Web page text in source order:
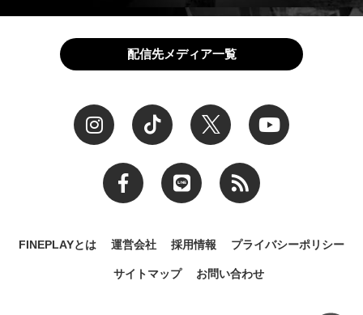
配信先メディア一覧
FINEPLAYとは 運営会社 採用情報 プライバシーポリシー
サイトマップ お問い合わせ